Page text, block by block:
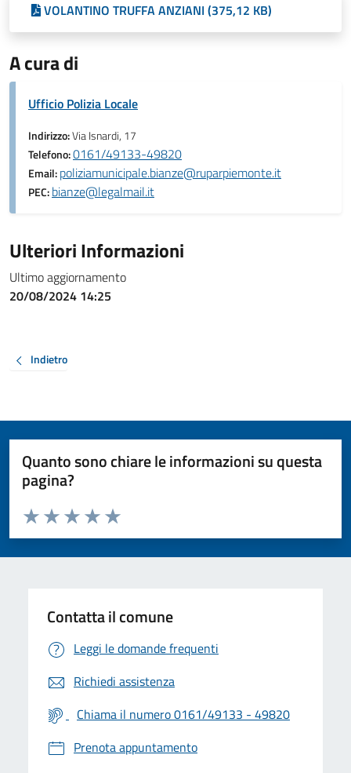
VOLANTINO TRUFFA ANZIANI (375,12 KB)
A cura di
Ufficio Polizia Locale
Indirizzo:Via Isnardi, 17
Telefono:0161/49133-49820
Email:poliziamunicipale.bianze@ruparpiemonte.it
PEC:bianze@legalmail.it
Ulteriori Informazioni
Ultimo aggiornamento
20/08/2024 14:25
Indietro
Quanto sono chiare le informazioni su questa
pagina?
Valuta da 1 a 5 stelle la pagina
Valuta 5 stelle su 5
Valuta 4 stelle su 5
Valuta 3 stelle su 5
Valuta 2 stelle su 5
Valuta 1 stelle su 5
Contatta il comune
Leggi le domande frequenti
Richiedi assistenza
Chiama il numero 0161/49133 - 49820
Prenota appuntamento